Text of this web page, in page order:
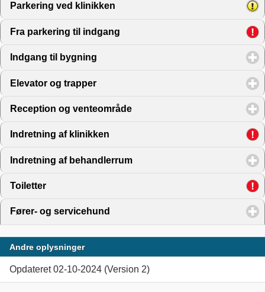
Parkering ved klinikken
Fra parkering til indgang
Indgang til bygning
Elevator og trapper
Reception og venteområde
Indretning af klinikken
Indretning af behandlerrum
Toiletter
Fører- og servicehund
Andre oplysninger
Opdateret 02-10-2024 (Version 2)